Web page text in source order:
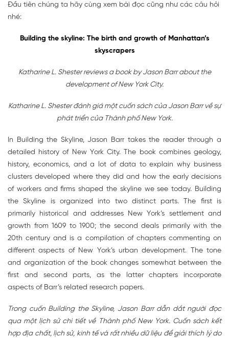
Đầu tiên chúng ta hãy cùng xem bài đọc cũng như các câu hỏi
nhé:
Building the skyline: The birth and growth of Manhattan’s
skyscrapers
Katharine L. Shester reviews a book by Jason Barr about the
development of New York City.
Katharine L. Shester đánh giá một cuốn sách của Jason Barr về sự
phát triển của Thành phố New York.
In Building the Skyline, Jason Barr takes the reader through a
detailed history of New York City. The book combines geology,
history, economics, and a lot of data to explain why business
clusters developed where they did and how the early decisions
of workers and firms shaped the skyline we see today. Building
the Skyline is organized into two distinct parts. The first is
primarily historical and addresses New York’s settlement and
growth from 1609 to 1900; the second deals primarily with the
20th century and is a compilation of chapters commenting on
different aspects of New York’s urban development. The tone
and organization of the book changes somewhat between the
first and second parts, as the latter chapters incorporate
aspects of Barr’s related research papers.
Trong cuốn Building the Skyline, Jason Barr dẫn dắt người đọc
qua một lịch sử chi tiết về Thành phố New York. Cuốn sách kết
hợp địa chất, lịch sử, kinh tế và rất nhiều dữ liệu để giải thích lý do